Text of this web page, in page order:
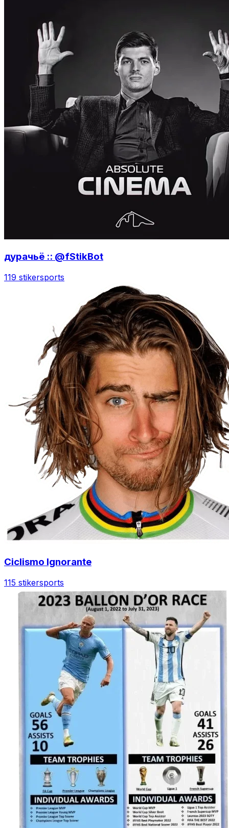
дурачьё :: @fStikBot
119 stikersports
Ciclismo Ignorante
115 stikersports